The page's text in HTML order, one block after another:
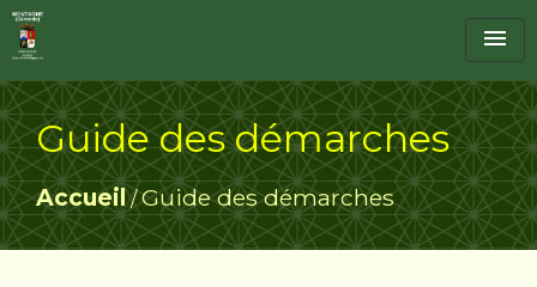
menu
Guide des démarches
Accueil/Guide des démarches